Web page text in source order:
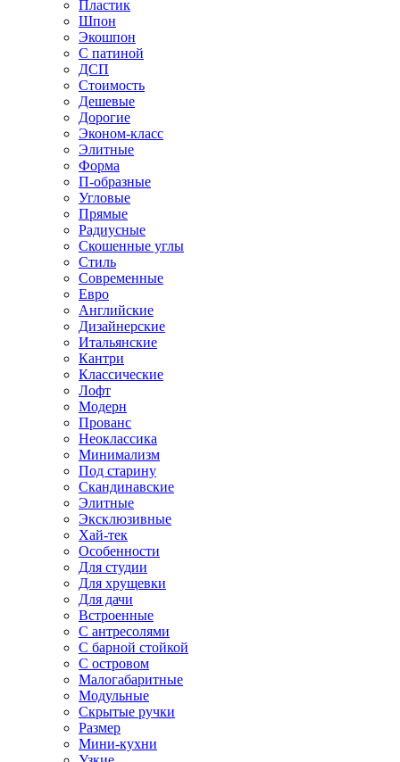
Пластик
Шпон
Экошпон
С патиной
ДСП
Стоимость
Дешевые
Дорогие
Эконом-класс
Элитные
Форма
П-образные
Угловые
Прямые
Радиусные
Скошенные углы
Стиль
Современные
Евро
Английские
Дизайнерские
Итальянские
Кантри
Классические
Лофт
Модерн
Прованс
Неоклассика
Минимализм
Под старину
Скандинавские
Элитные
Эксклюзивные
Хай-тек
Особенности
Для студии
Для хрущевки
Для дачи
Встроенные
С антресолями
С барной стойкой
С островом
Малогабаритные
Модульные
Скрытые ручки
Размер
Мини-кухни